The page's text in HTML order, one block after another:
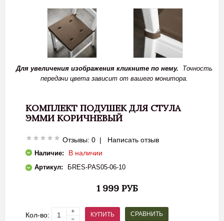
Для увеличения изображения кликните по нему. Точность
передачи цвета зависит от вашего монитора.
КОМПЛЕКТ ПОДУШЕК ДЛЯ СТУЛА
ЭММИ КОРИЧНЕВЫЙ
Отзывы: 0 | Написать отзыв
Наличие: В наличии
Артикул: БRES-PAS05-06-10
1 999 РУБ
Кол-во: КУПИТЬ СРАВНИТЬ